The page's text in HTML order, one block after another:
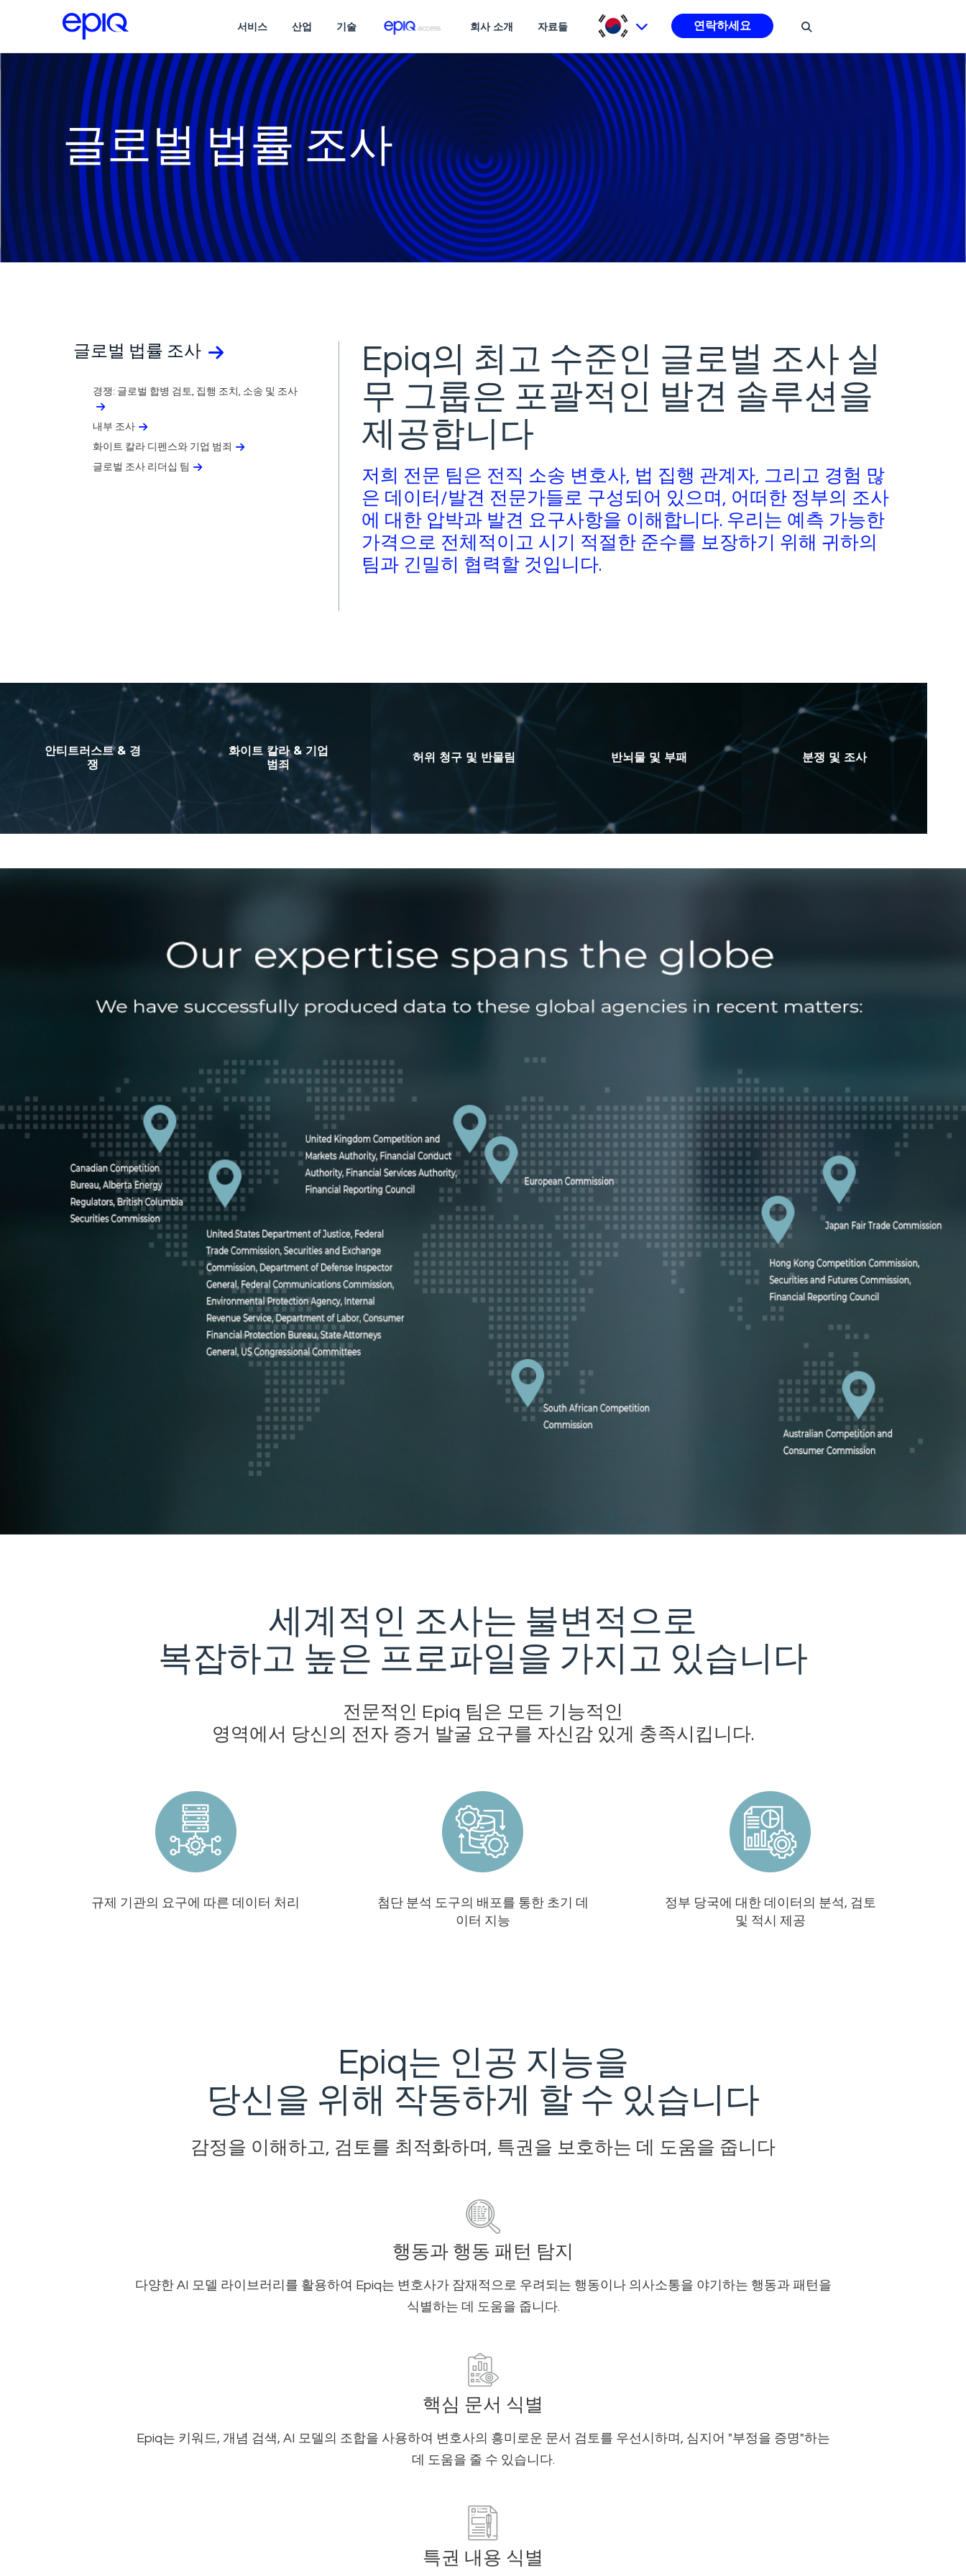
서비스 산업 기술 회사 소개 자료들 연락하세요
글로벌 법률 조사
글로벌 법률 조사
경쟁: 글로벌 합병 검토, 집행 조치, 소송 및 조사
내부 조사
화이트 칼라 디펜스와 기업 범죄
글로벌 조사 리더십 팀
Epiq의 최고 수준인 글로벌 조사 실
무 그룹은 포괄적인 발견 솔루션을
제공합니다
저희 전문 팀은 전직 소송 변호사, 법 집행 관계자, 그리고 경험 많
은 데이터/발견 전문가들로 구성되어 있으며, 어떠한 정부의 조사
에 대한 압박과 발견 요구사항을 이해합니다. 우리는 예측 가능한
가격으로 전체적이고 시기 적절한 준수를 보장하기 위해 귀하의
팀과 긴밀히 협력할 것입니다.
안티트러스트 & 경
쟁
화이트 칼라 & 기업
범죄
허위 청구 및 반물림 반뇌물 및 부패 분쟁 및 조사
세계적인 조사는 불변적으로
복잡하고 높은 프로파일을 가지고 있습니다
전문적인 Epiq 팀은 모든 기능적인
영역에서 당신의 전자 증거 발굴 요구를 자신감 있게 충족시킵니다.
규제 기관의 요구에 따른 데이터 처리
첨단 분석 도구의 배포를 통한 초기 데
이터 지능
정부 당국에 대한 데이터의 분석, 검토
및 적시 제공
Epiq는 인공 지능을
당신을 위해 작동하게 할 수 있습니다
감정을 이해하고, 검토를 최적화하며, 특권을 보호하는 데 도움을 줍니다
행동과 행동 패턴 탐지
다양한 AI 모델 라이브러리를 활용하여 Epiq는 변호사가 잠재적으로 우려되는 행동이나 의사소통을 야기하는 행동과 패턴을
식별하는 데 도움을 줍니다.
핵심 문서 식별
Epiq는 키워드, 개념 검색, AI 모델의 조합을 사용하여 변호사의 흥미로운 문서 검토를 우선시하며, 심지어 "부정을 증명"하는
데 도움을 줄 수 있습니다.
특권 내용 식별